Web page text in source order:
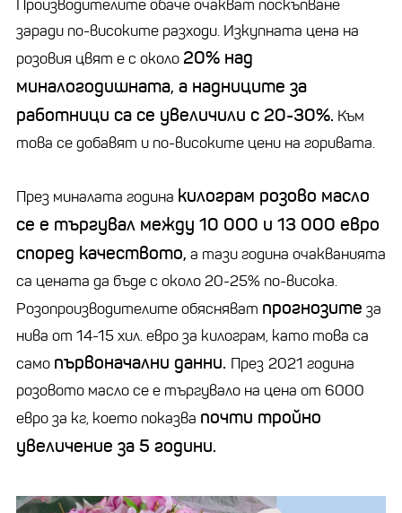
Производителите обаче очакват поскъпване
заради по-високите разходи. Изкупната цена на
розовия цвят е с около 20% над
миналогодишната, а надниците за
работници са се увеличили с 20-30%. Към
това се добавят и по-високите цени на горивата.
През миналата година килограм розово масло
се е търгувал между 10 000 и 13 000 евро
според качеството, а тази година очакванията
са цената да бъде с около 20-25% по-висока.
Розопроизводителите обясняват прогнозите за
нива от 14-15 хил. евро за килограм, като това са
само първоначални данни. През 2021 година
розовото масло се е търгувало на цена от 6000
евро за кг, което показва почти тройно
увеличение за 5 години.